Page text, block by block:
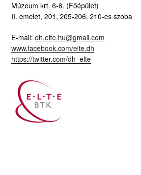
Múzeum krt. 6-8. (Főépület)
II. emelet, 201, 205-206, 210-es szoba
E-mail: dh.elte.hu@gmail.com
www.facebook.com/elte.dh
https://twitter.com/dh_elte